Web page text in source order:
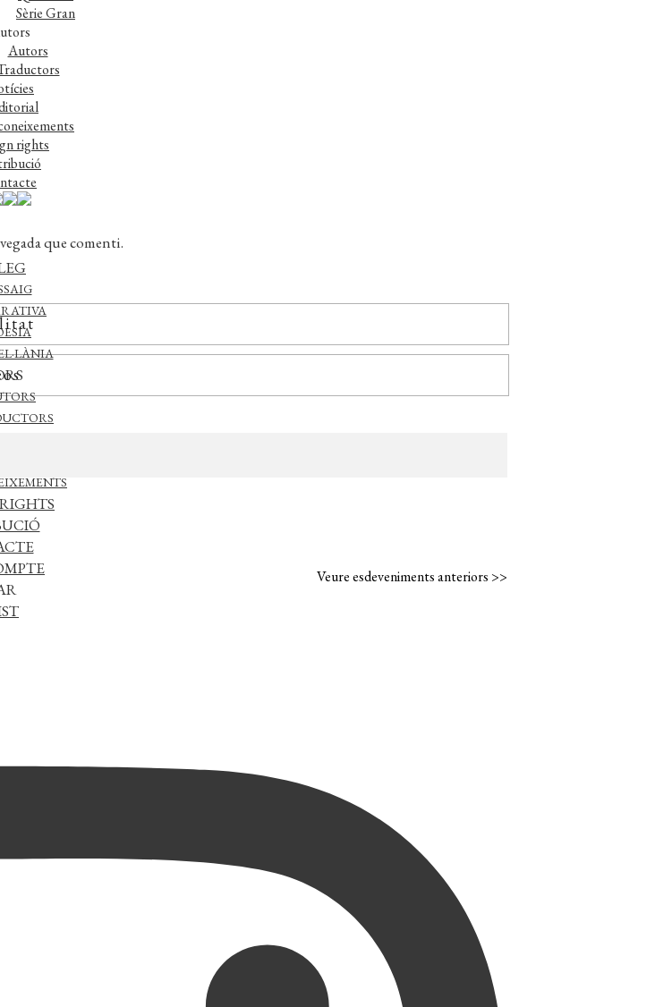
Sèrie Gran
Autors
rights
que comenti.
Veure esdeveniments anteriors >>